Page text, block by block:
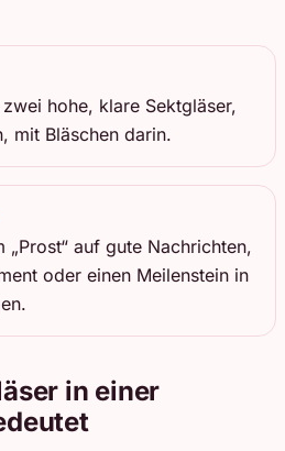
hohe, klare Sektgläser,
mit Bläschen darin.
„Prost“ auf gute Nachrichten,
oder einen Meilenstein in
in einer